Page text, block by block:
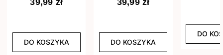
DO KOSZYKA DO KOSZYKA
DO